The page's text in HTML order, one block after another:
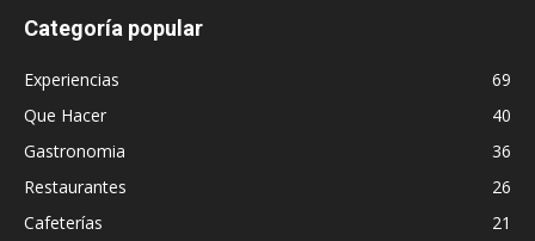
Categoría popular
Experiencias
69
Que Hacer
40
Gastronomia
36
Restaurantes
26
Cafeterías
21